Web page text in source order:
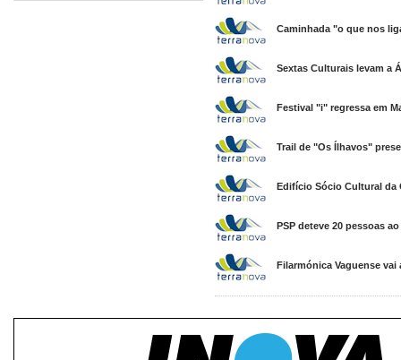
Caminhada "o que nos
Sextas Culturais levam a
Festival "i" regressa em
Trail de "Os Ílhavos"
Edifício Sócio Cultural da
PSP deteve 20 pessoas
Filarmónica Vaguense vai